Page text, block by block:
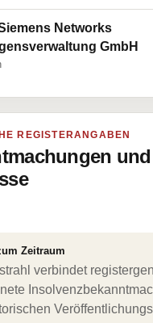
Networks
GmbH
REGISTERANGABEN
und
Zeitraum
verbindet